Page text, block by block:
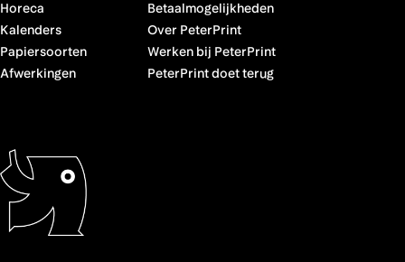
Horeca
Kalenders
Papiersoorten
Afwerkingen
Betaalmogelijkheden
Over PeterPrint
Werken bij PeterPrint
PeterPrint doet terug